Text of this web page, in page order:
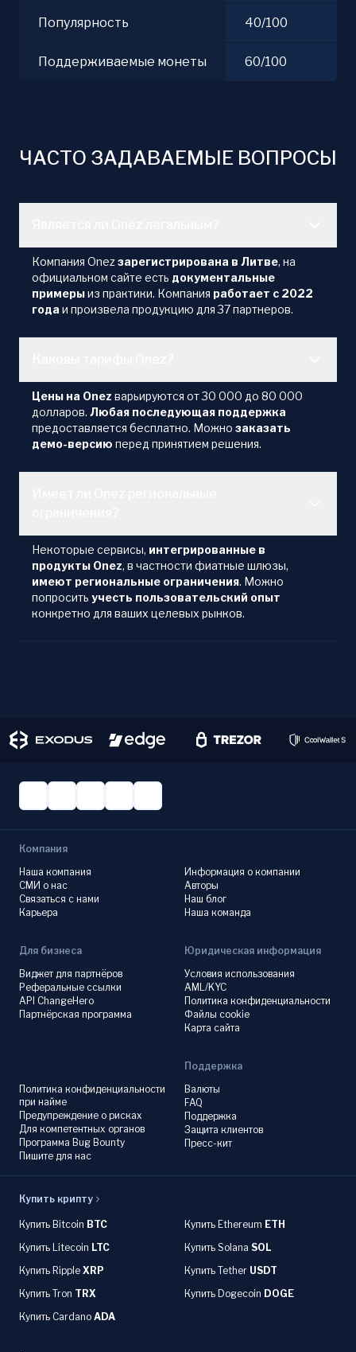
Популярность 40/100
Поддерживаемые монеты 60/100
ЧАСТО ЗАДАВАЕМЫЕ ВОПРОСЫ
Компания Onezзарегистрирована в Литве, на
официальном сайте есть документальные
примерыиз практики. Компания работает с 2022
года и произвела продукцию для 37 партнеров.
Цены на Onez варьируются от 30 000 до 80 000
долларов. Любая последующая поддержка
предоставляется бесплатно. Можно заказать
демо-версию перед принятием решения.
Некоторые сервисы, интегрированные в
продукты Onez, в частности фиатные шлюзы,
имеют региональные ограничения. Можно
попросить учесть пользовательский опыт
конкретно для ваших целевых рынков.
Компания
Наша компания
СМИ о нас
Связаться с нами
Карьера
Информация о компании
Авторы
Наш блог
Наша команда
Для бизнеса
Виджет для партнёров
Реферальные ссылки
API ChangeHero
Партнёрская программа
Юридическая информация
Условия использования
AML/KYC
Политика конфиденциальности
Файлы cookie
Карта сайта
Политика конфиденциальности
при найме
Предупреждение о рисках
Для компетентных органов
Программа Bug Bounty
Пишите для нас
Поддержка
Валюты
FAQ
Поддержка
Защита клиентов
Пресс-кит
Купить крипту
Купить Bitcoin BTC Купить Ethereum ETH
Купить Litecoin LTC Купить Solana SOL
Купить Ripple XRP Купить Tether USDT
Купить Tron TRX Купить Dogecoin DOGE
Купить Cardano ADA